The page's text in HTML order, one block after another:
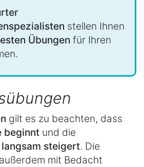
stellen Ihnen
Übungen für Ihren
gilt es zu beachten, dass
beginnt und die
steigert. Die
mit Bedacht